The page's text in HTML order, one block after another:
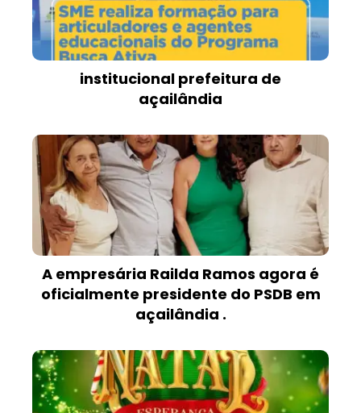
institucional prefeitura de
açailândia
A empresária Railda Ramos agora é
oficialmente presidente do PSDB em
açailândia .